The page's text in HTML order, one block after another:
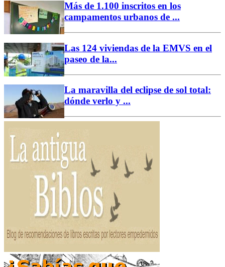
Más de 1.100 inscritos en los
campamentos urbanos de ...
Las 124 viviendas de la EMVS en el
paseo de la...
La maravilla del eclipse de sol total:
dónde verlo y ...